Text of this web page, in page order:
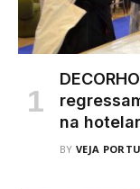
na
BY VEJA